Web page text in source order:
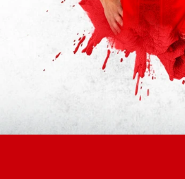
Jong AZ
Seizoenkaart